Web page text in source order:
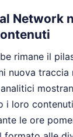
Network
rimane il
nuova traccia
i loro
le ore